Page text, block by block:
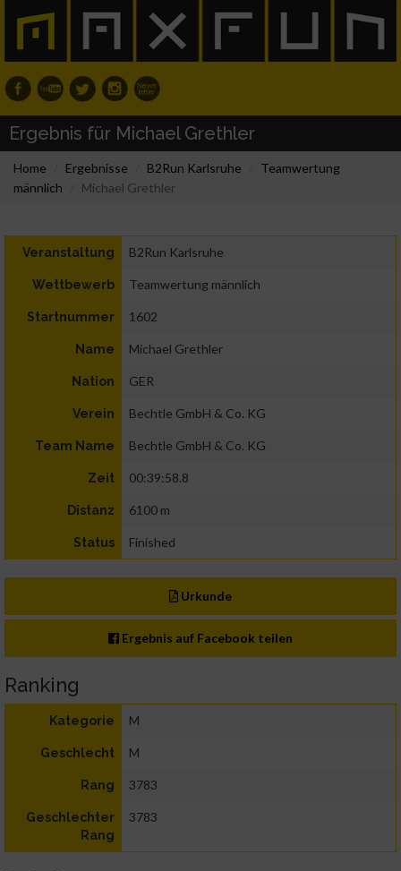
Ergebnis für Michael Grethler
Home Ergebnisse B2Run Karlsruhe
Teamwertung
männlich
Michael Grethler
Veranstaltung B2Run Karlsruhe
Wettbewerb Teamwertung männlich
Startnummer 1602
Name Michael Grethler
Nation GER
Verein Bechtle GmbH & Co. KG
Team Name Bechtle GmbH & Co. KG
Zeit 00:39:58.8
Distanz 6100 m
Status Finished
Urkunde
Ergebnis auf Facebook teilen
Ranking
Kategorie M
Geschlecht M
Rang 3783
Geschlechter
Rang
3783